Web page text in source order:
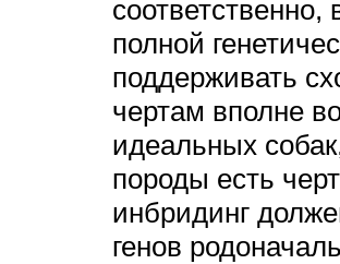
полной
поддерживать
чертам вполне
идеальных
породы есть
инбридинг
генов